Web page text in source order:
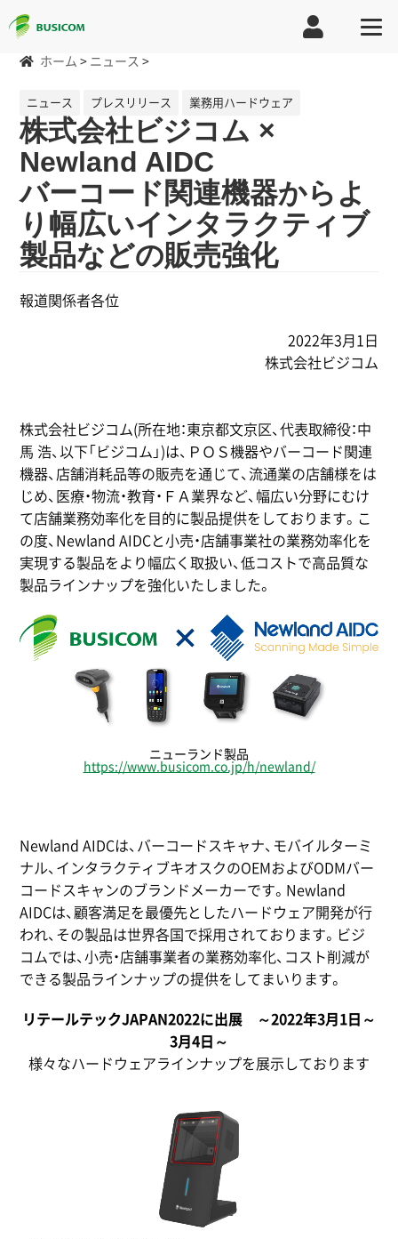
ホーム > ニュース >
ニュース プレスリリース 業務用ハードウェア
株式会社ビジコム ×
Newland AIDC
バーコード関連機器からよ
り幅広いインタラクティブ
製品などの販売強化
報道関係者各位
2022年3月1日
株式会社ビジコム
株式会社ビジコム(所在地：東京都文京区、代表取締役：中
馬 浩、以下「ビジコム」)は、ＰＯＳ機器やバーコード関連
機器、店舗消耗品等の販売を通じて、流通業の店舗様をは
じめ、医療・物流・教育・ＦＡ業界など、幅広い分野にむけ
て店舗業務効率化を目的に製品提供をしております。こ
の度、Newland AIDCと小売・店舗事業社の業務効率化を
実現する製品をより幅広く取扱い、低コストで高品質な
製品ラインナップを強化いたしました。
ニューランド製品
https://www.busicom.co.jp/h/newland/
Newland AIDCは、バーコードスキャナ、モバイルターミ
ナル、インタラクティブキオスクのOEMおよびODMバー
コードスキャンのブランドメーカーです。Newland
AIDCは、顧客満足を最優先としたハードウェア開発が行
われ、その製品は世界各国で採用されております。ビジ
コムでは、小売・店舗事業者の業務効率化、コスト削減が
できる製品ラインナップの提供をしてまいります。
リテールテックJAPAN2022に出展 ～2022年3月1日～
3月4日～
様々なハードウェアラインナップを展示しております